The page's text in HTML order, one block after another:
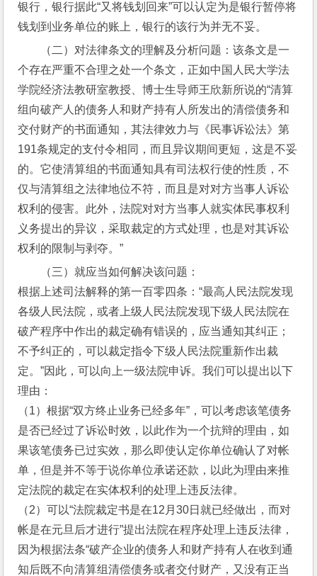
银行，银行据此“又将钱划回来”可以认定为是银行暂停将
钱划到业务单位的账上，银行的该行为并无不妥。
（二）对法律条文的理解及分析问题：该条文是一
个存在严重不合理之处一个条文，正如中国人民大学法
学院经济法教研室教授、博士生导师王欣新所说的“清算
组向破产人的债务人和财产持有人所发出的清偿债务和
交付财产的书面通知，其法律效力与《民事诉讼法》第
191条规定的支付令相同，而且异议期间更短，这是不妥
的。它使清算组的书面通知具有司法权行使的性质，不
仅与清算组之法律地位不符，而且是对对方当事人诉讼
权利的侵害。此外，法院对对方当事人就实体民事权利
义务提出的异议，采取裁定的方式处理，也是对其诉讼
权利的限制与剥夺。”
（三）就应当如何解决该问题：
根据上述司法解释的第一百零四条：“最高人民法院发现
各级人民法院，或者上级人民法院发现下级人民法院在
破产程序中作出的裁定确有错误的，应当通知其纠正；
不予纠正的，可以裁定指令下级人民法院重新作出裁
定。”因此，可以向上一级法院申诉。我们可以提出以下
理由：
（1）根据“双方终止业务已经多年”，可以考虑该笔债务
是否已经过了诉讼时效，以此作为一个抗辩的理由，如
果该笔债务已过实效，那么即使认定你单位确认了对帐
单，但是并不等于说你单位承诺还款，以此为理由来推
定法院的裁定在实体权利的处理上违反法律。
（2）可以“法院裁定书是在12月30日就已经做出，而对
帐是在元旦后才进行”提出法院在程序处理上违反法律，
因为根据法条“破产企业的债务人和财产持有人在收到通
知后既不向清算组清偿债务或者交付财产，又没有正当